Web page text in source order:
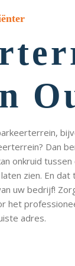
Dan
onkruid
zien. En
uw bedrijf!
het
adres.